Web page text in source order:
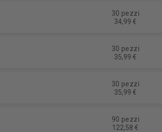
30 pezzi
34,99 €
30 pezzi
35,99 €
30 pezzi
35,99 €
90 pezzi
122,58 €